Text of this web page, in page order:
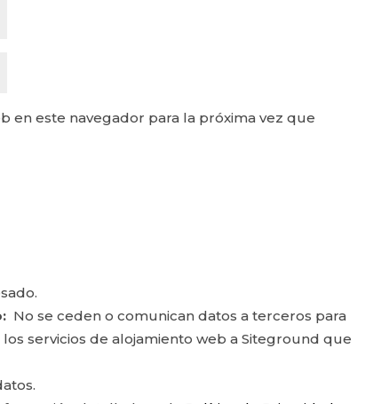
en este navegador para la próxima vez que
No se ceden o comunican datos a terceros para
servicios de alojamiento web a Siteground que